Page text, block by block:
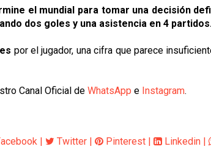
el mundial para tomar una decisión
dos goles y una asistencia en 4
por el jugador, una cifra que parece
Canal Oficial de WhatsApp e Instagram.
| Twitter | Pinterest | Linkedin |